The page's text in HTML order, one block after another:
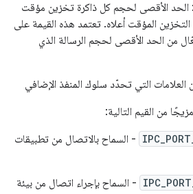
: الحد الأقصى لحجم كل ذاكرة تخزين مؤقت
المؤقت أعلاه. تعتمد هذه القيمة على
من الحد الأقصى لحجم الرسالة الذي
التي تحدّد سلوك المنفذ الإضافي
من القيم التالية:
- السماح بالاتصال من تطبيقات
- السماح بإجراء اتصال من بيئة